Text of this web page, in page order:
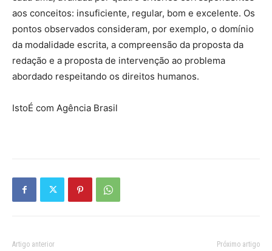
aos conceitos: insuficiente, regular, bom e excelente. Os
pontos observados consideram, por exemplo, o domínio
da modalidade escrita, a compreensão da proposta da
redação e a proposta de intervenção ao problema
abordado respeitando os direitos humanos.
IstoÉ com Agência Brasil
Artigo anterior Próximo artigo